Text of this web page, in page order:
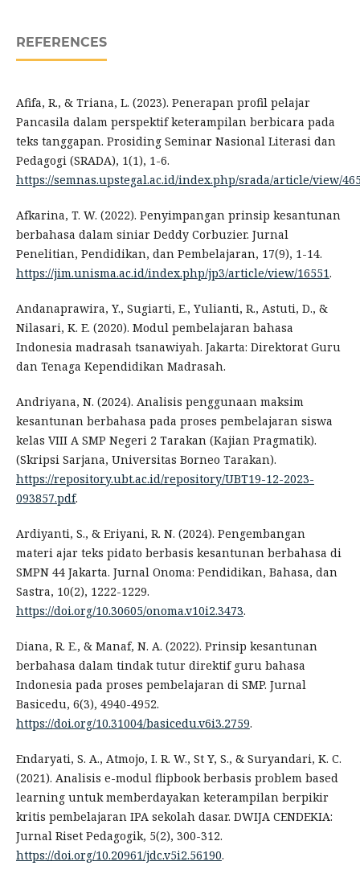
REFERENCES
Afifa, R., & Triana, L. (2023). Penerapan profil pelajar
Pancasila dalam perspektif keterampilan berbicara pada
teks tanggapan. Prosiding Seminar Nasional Literasi dan
Pedagogi (SRADA), 1(1), 1-6.
https://semnas.upstegal.ac.id/index.php/srada/article/view/
Afkarina, T. W. (2022). Penyimpangan prinsip kesantunan
berbahasa dalam siniar Deddy Corbuzier. Jurnal
Penelitian, Pendidikan, dan Pembelajaran, 17(9), 1-14.
https://jim.unisma.ac.id/index.php/jp3/article/view/16551.
Andanaprawira, Y., Sugiarti, E., Yulianti, R., Astuti, D., &
Nilasari, K. E. (2020). Modul pembelajaran bahasa
Indonesia madrasah tsanawiyah. Jakarta: Direktorat Guru
dan Tenaga Kependidikan Madrasah.
Andriyana, N. (2024). Analisis penggunaan maksim
kesantunan berbahasa pada proses pembelajaran siswa
kelas VIII A SMP Negeri 2 Tarakan (Kajian Pragmatik).
(Skripsi Sarjana, Universitas Borneo Tarakan).
https://repository.ubt.ac.id/repository/UBT19-12-2023-
093857.pdf.
Ardiyanti, S., & Eriyani, R. N. (2024). Pengembangan
materi ajar teks pidato berbasis kesantunan berbahasa di
SMPN 44 Jakarta. Jurnal Onoma: Pendidikan, Bahasa, dan
Sastra, 10(2), 1222-1229.
https://doi.org/10.30605/onoma.v10i2.3473.
Diana, R. E., & Manaf, N. A. (2022). Prinsip kesantunan
berbahasa dalam tindak tutur direktif guru bahasa
Indonesia pada proses pembelajaran di SMP. Jurnal
Basicedu, 6(3), 4940-4952.
https://doi.org/10.31004/basicedu.v6i3.2759.
Endaryati, S. A., Atmojo, I. R. W., St Y, S., & Suryandari, K. C.
(2021). Analisis e-modul flipbook berbasis problem based
learning untuk memberdayakan keterampilan berpikir
kritis pembelajaran IPA sekolah dasar. DWIJA CENDEKIA:
Jurnal Riset Pedagogik, 5(2), 300-312.
https://doi.org/10.20961/jdc.v5i2.56190.